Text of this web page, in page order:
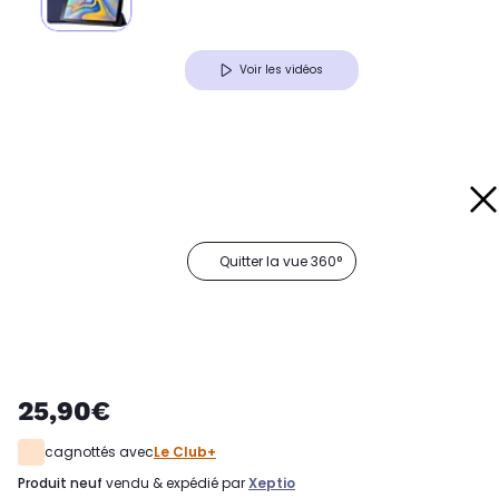
Voir les vidéos
Quitter la vue 360°
25,90€
cagnottés avecLe Club+
produit neuf vendu & expédié parXeptio